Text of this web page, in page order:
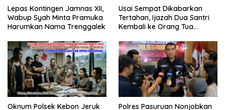
Lepas Kontingen Jamnas XII,
Wabup Syah Minta Pramuka
Harumkan Nama Trenggalek
Usai Sempat Dikabarkan
Tertahan, Ijazah Dua Santri
Kembali ke Orang Tua
Oknum Polsek Kebon Jeruk
Polres Pasuruan Nonjobkan